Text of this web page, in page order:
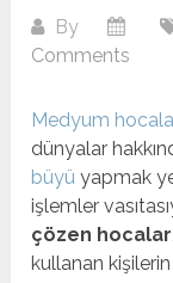
By
Comments
Medyum
dünyalar
büyü yapmak
işlemler
çözen hocalar
kullanan